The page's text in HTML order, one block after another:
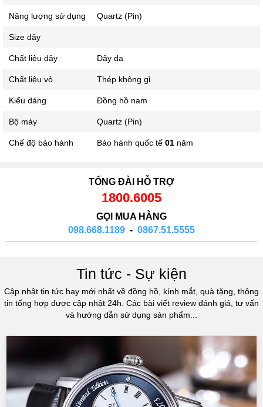
Năng lượng sử dụng Quartz (Pin)
Size dây
Chất liệu dây Dây da
Chất liệu vỏ Thép không gỉ
Kiểu dáng Đồng hồ nam
Bộ máy Quartz (Pin)
Chế độ bảo hành Bảo hành quốc tế 01 năm
TỔNG ĐÀI HỖ TRỢ
1800.6005
GỌI MUA HÀNG
098.668.1189 - 0867.51.5555
Tin tức - Sự kiện
Cập nhật tin tức hay mới nhất về đồng hồ, kính mắt, quà tặng, thông
tin tổng hợp được cập nhật 24h. Các bài viết review đánh giá, tư vấn
và hướng dẫn sử dụng sản phẩm...